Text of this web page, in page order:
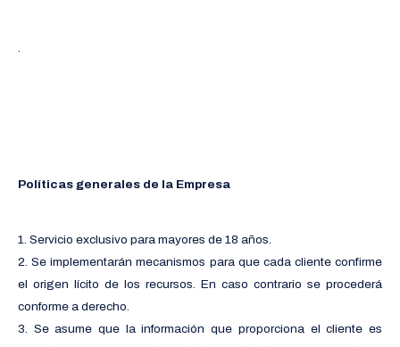
.
Políticas generales de la Empresa
1. Servicio exclusivo para mayores de 18 años.
2. Se implementarán mecanismos para que cada cliente confirme
el origen lícito de los recursos. En caso contrario se procederá
conforme a derecho.
3. Se asume que la información que proporciona el cliente es